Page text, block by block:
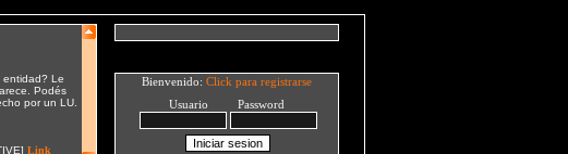
Bienvenido: Click para registrarse
Usuario Password